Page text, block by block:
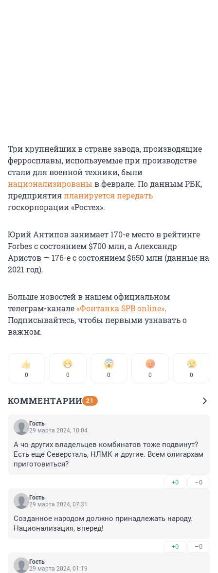
Три крупнейших в стране завода, производящие
ферросплавы, используемые при производстве
стали для военной техники, были
национализированы в феврале. По данным РБК,
предприятияпланируется передать
госкорпорации «Ростех».
Юрий Антипов занимает 170-е место в рейтинге
Forbes с состоянием $700 млн, а Александр
Аристов — 176-е с состоянием $650 млн (данные на
2021 год).
Больше новостей в нашем официальном
телеграм-канале«Фонтанка SPB online».
Подписывайтесь, чтобы первыми узнавать о
важном.
0 0 0 0 0
КОММЕНТАРИИ 21
Гость
29 марта 2024, 10:04
А чо других владельцев комбинатов тоже подвинут?
Есть еще Северсталь, НЛМК и другие. Всем олигархам
приготовиться?
+0 –0
Гость
29 марта 2024, 07:31
Созданное народом должно принадлежать народу.
Национализация, вперед!
+0 –0
Гость
29 марта 2024, 01:19